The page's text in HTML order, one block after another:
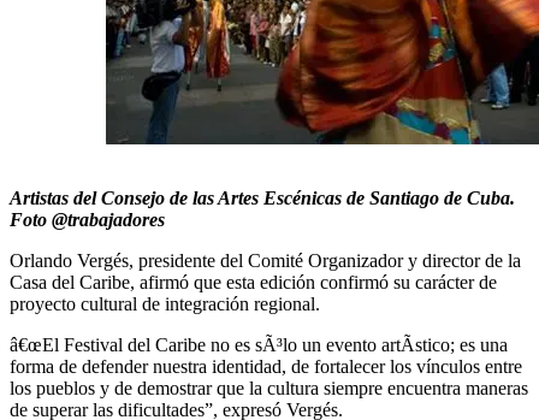
Artistas del Consejo de las Artes Escénicas de Santiago de Cuba.
Foto @trabajadores
Orlando Vergés, presidente del Comité Organizador y director de la
Casa del Caribe, afirmó que esta edición confirmó su carácter de
proyecto cultural de integración regional.
â€œEl Festival del Caribe no es sÃ³lo un evento artÃstico; es una
forma de defender nuestra identidad, de fortalecer los vínculos entre
los pueblos y de demostrar que la cultura siempre encuentra maneras
de superar las dificultades”, expresó Vergés.